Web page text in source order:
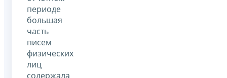
периоде
большая
часть
писем
физических
лиц
содержала